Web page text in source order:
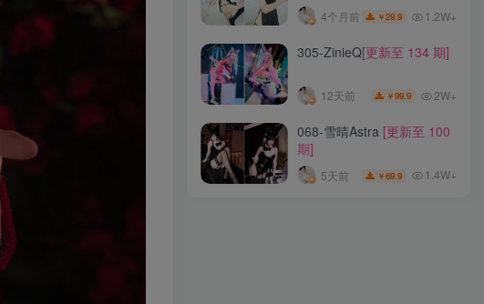
4个月前 ￥29.9 1.2W+
305-ZinieQ[更新至 134 期]
12天前 ￥99.9 2W+
068-雪晴Astra [更新至 100
期]
5天前 ￥69.9 1.4W+
期]